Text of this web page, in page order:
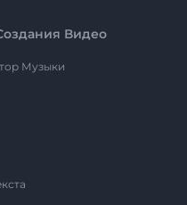
Видео
Музыки